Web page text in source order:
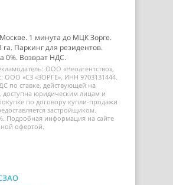
1 минута до МЦК Зорге.
Паркинг для резидентов.
0%. Возврат НДС.
ООО «Неоагентство»,
ООО «СЗ «ЗОРГЕ», ИНН 9703131444.
по ставке, действующей на
доступна юридическим лицам и
по договору купли-продажи
застройщиком.
Подробная информация на сайте
офертой.